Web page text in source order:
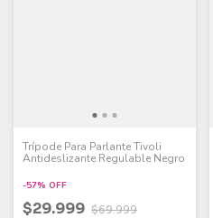
Trípode Para Parlante Tivoli
Antideslizante Regulable Negro
-57% OFF
$29.999 $69.999